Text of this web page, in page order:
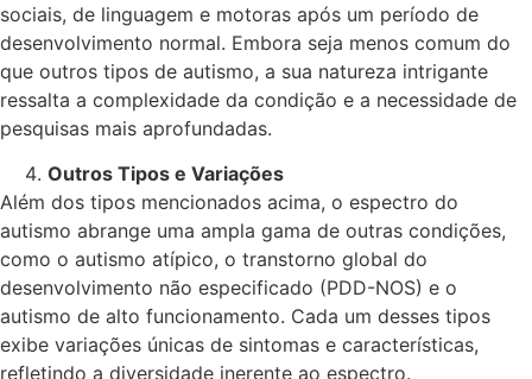
sociais, de linguagem e motoras após um período de
desenvolvimento normal. Embora seja menos comum do
que outros tipos de autismo, a sua natureza intrigante
ressalta a complexidade da condição e a necessidade de
pesquisas mais aprofundadas.
Outros Tipos e Variações
Além dos tipos mencionados acima, o espectro do
autismo abrange uma ampla gama de outras condições,
como o autismo atípico, o transtorno global do
desenvolvimento não especificado (PDD-NOS) e o
autismo de alto funcionamento. Cada um desses tipos
exibe variações únicas de sintomas e características,
refletindo a diversidade inerente ao espectro.